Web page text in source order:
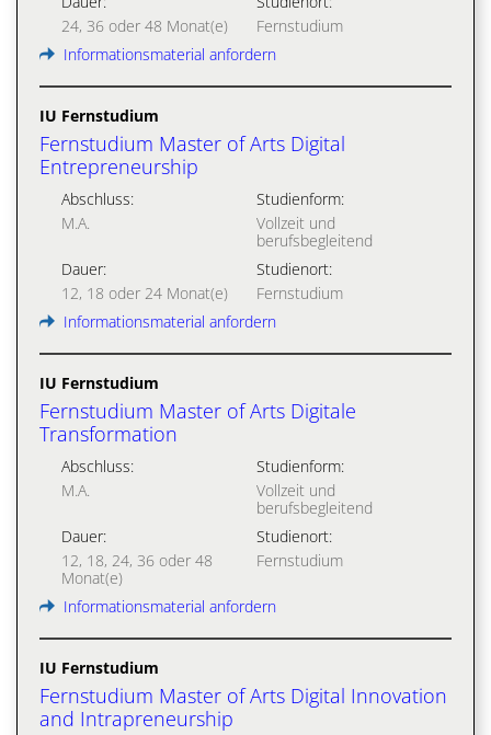
24, 36 oder 48 Monat(e)
Fernstudium
Informationsmaterial anfordern
IU Fernstudium
Fernstudium Master of Arts Digital
Entrepreneurship
Abschluss:
M.A.
Studienform:
Vollzeit und
berufsbegleitend
Dauer:
12, 18 oder 24 Monat(e)
Studienort:
Fernstudium
Informationsmaterial anfordern
IU Fernstudium
Fernstudium Master of Arts Digitale
Transformation
Abschluss:
M.A.
Studienform:
Vollzeit und
berufsbegleitend
Dauer:
12, 18, 24, 36 oder 48
Monat(e)
Studienort:
Fernstudium
Informationsmaterial anfordern
IU Fernstudium
Fernstudium Master of Arts Digital Innovation
and Intrapreneurship